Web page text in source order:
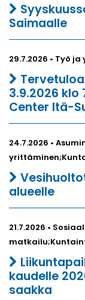
Saimaalle
29.7.2026 • Työ
3.9.2026 klo
Center Itä-
24.7.2026 •
alueelle
21.7.2026 •
kaudelle
saakka